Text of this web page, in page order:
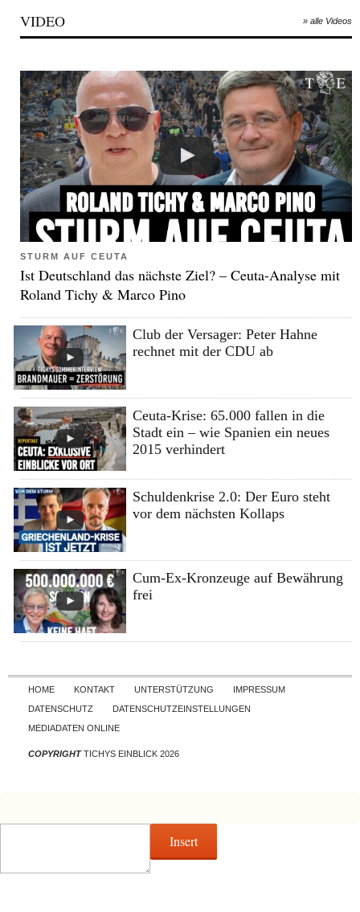
VIDEO » alle Videos
STURM AUF CEUTA
Ist Deutschland das nächste Ziel? – Ceuta-Analyse mit
Roland Tichy & Marco Pino
Club der Versager: Peter Hahne
rechnet mit der CDU ab
Ceuta-Krise: 65.000 fallen in die
Stadt ein – wie Spanien ein neues
2015 verhindert
Schuldenkrise 2.0: Der Euro steht
vor dem nächsten Kollaps
Cum-Ex-Kronzeuge auf Bewährung
frei
Skip to content
HOME KONTAKT UNTERSTÜTZUNG
IMPRESSUM
DATENSCHUTZ
DATENSCHUTZEINSTELLUNGEN
MEDIADATEN ONLINE
COPYRIGHTTICHYS EINBLICK 2026
Insert